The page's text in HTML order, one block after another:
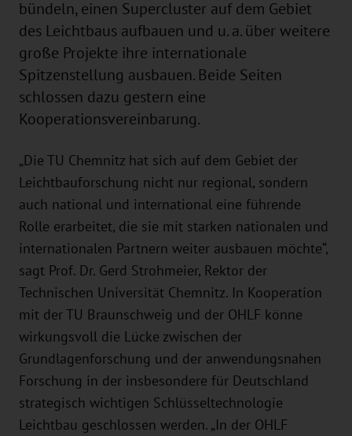
bündeln, einen Supercluster auf dem Gebiet
des Leichtbaus aufbauen und u. a. über weitere
große Projekte ihre internationale
Spitzenstellung ausbauen. Beide Seiten
schlossen dazu gestern eine
Kooperationsvereinbarung.
„Die TU Chemnitz hat sich auf dem Gebiet der
Leichtbauforschung nicht nur regional, sondern
auch national und international eine führende
Rolle erarbeitet, die sie mit starken nationalen und
internationalen Partnern weiter ausbauen möchte“,
sagt Prof. Dr. Gerd Strohmeier, Rektor der
Technischen Universität Chemnitz. In Kooperation
mit der TU Braunschweig und der OHLF könne
wirkungsvoll die Lücke zwischen der
Grundlagenforschung und der anwendungsnahen
Forschung in der insbesondere für Deutschland
strategisch wichtigen Schlüsseltechnologie
Leichtbau geschlossen werden. „In der OHLF